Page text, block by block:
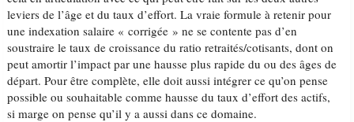
leviers de l’âge et du taux d’effort. La vraie formule à retenir pour
une indexation salaire « corrigée » ne se contente pas d’en
soustraire le taux de croissance du ratio retraités/cotisants, dont on
peut amortir l’impact par une hausse plus rapide du ou des âges de
départ. Pour être complète, elle doit aussi intégrer ce qu’on pense
possible ou souhaitable comme hausse du taux d’effort des actifs,
si marge on pense qu’il y a aussi dans ce domaine.